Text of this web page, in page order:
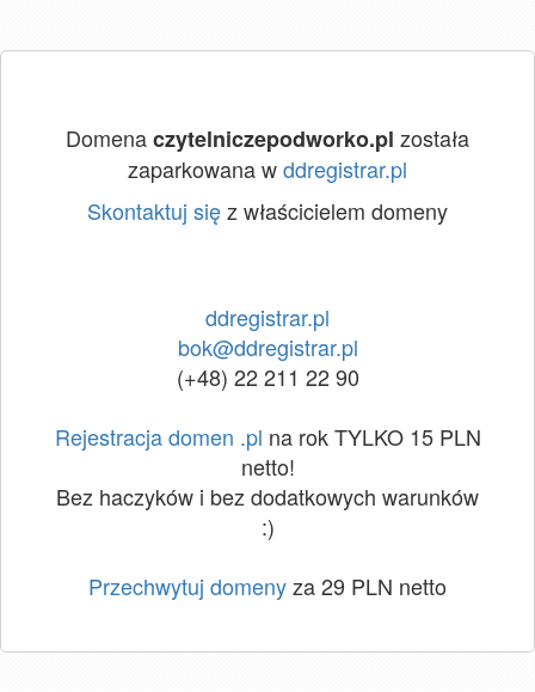
Domenaczytelniczepodworko.pl została
zaparkowana wddregistrar.pl
Skontaktuj sięz właścicielem domeny
ddregistrar.pl
bok@ddregistrar.pl
(+48) 22 211 22 90
Rejestracja domen .pl na rok TYLKO 15 PLN
netto!
Bez haczyków i bez dodatkowych warunków
:)
Przechwytuj domenyza 29 PLN netto